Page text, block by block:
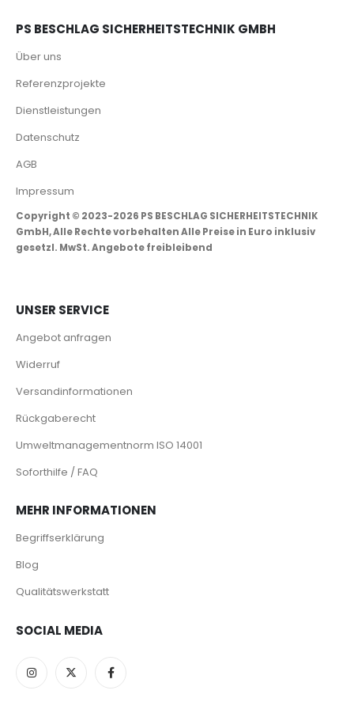
PS BESCHLAG SICHERHEITSTECHNIK GMBH
Über uns
Referenzprojekte
Dienstleistungen
Datenschutz
AGB
Impressum
Copyright © 2023-2026 PS BESCHLAG SICHERHEITSTECHNIK
GmbH, Alle Rechte vorbehalten Alle Preise in Euro inklusiv
gesetzl. MwSt. Angebote freibleibend
UNSER SERVICE
Angebot anfragen
Widerruf
Versandinformationen
Rückgaberecht
Umweltmanagementnorm ISO 14001
Soforthilfe / FAQ
MEHR INFORMATIONEN
Begriffserklärung
Blog
Qualitätswerkstatt
SOCIAL MEDIA